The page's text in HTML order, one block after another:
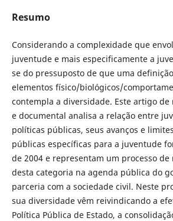
Resumo
Considerando a complexidade que
juventude e mais especificamente a
se do pressuposto de que uma
elementos físico/biológicos/
contempla a diversidade. Este artigo
e documental analisa a relação entre
políticas públicas, seus avanços e
públicas específicas para a juventude
de 2004 e representam um processo
desta categoria na agenda pública do
parceria com a sociedade civil. Neste
sua diversidade vêm reivindicando a
Política Pública de Estado, a